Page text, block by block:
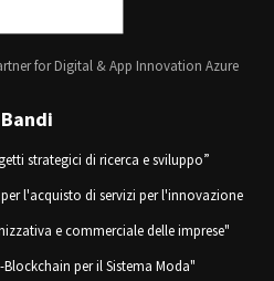
for Digital & App Innovation Azure
Bandi
strategici di ricerca e sviluppo”
per l'acquisto di servizi per l'innovazione
e commerciale delle imprese"
Blockchain per il Sistema Moda"